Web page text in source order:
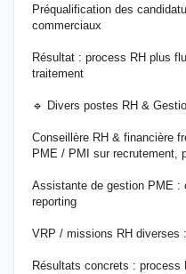
Préqualification des
commerciaux
Résultat : process RH plus
traitement
🔹 Divers postes RH &
Conseillère RH & financière
PME / PMI sur recrutement,
Assistante de gestion PME :
reporting
VRP / missions RH diverses
Résultats concrets :